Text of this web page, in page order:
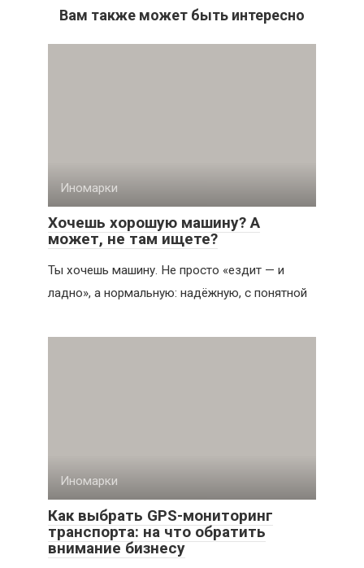
Вам также может быть интересно
Иномарки
Хочешь хорошую машину? А
может, не там ищете?
Ты хочешь машину. Не просто «ездит — и
ладно», а нормальную: надёжную, с понятной
Иномарки
Как выбрать GPS-мониторинг
транспорта: на что обратить
внимание бизнесу